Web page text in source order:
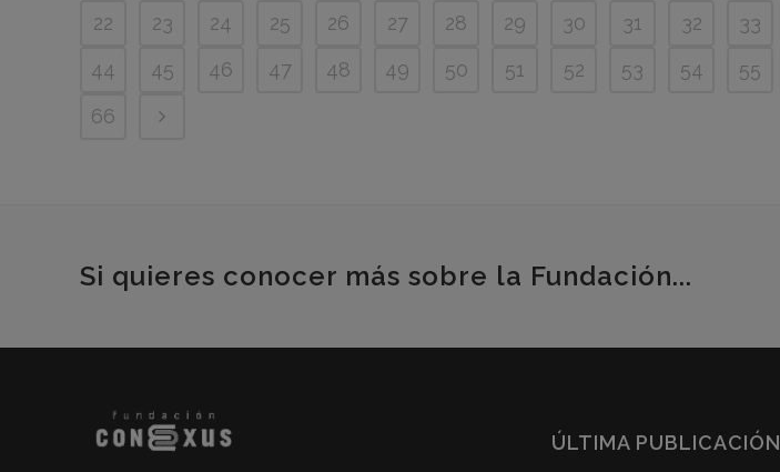
22
23 24 25 26 27 28 29 30 31 32 33
44
45 46 47 48 49 50 51 52 53 54 55
66
Si quieres conocer más sobre la Fundación...
ÚLTIMA PUBLICACIÓN